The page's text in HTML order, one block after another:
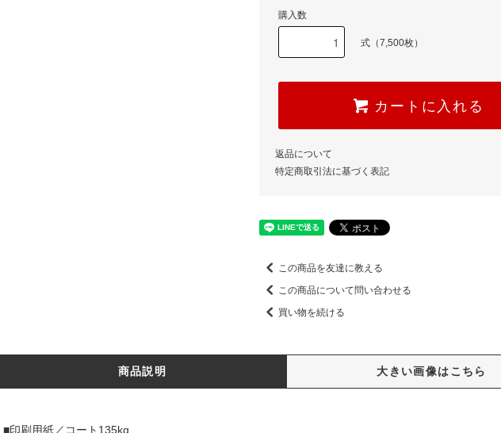
購入数
式（7,500枚）
カートに入れる
返品について
特定商取引法に基づく表記
この商品を友達に教える
この商品について問い合わせる
買い物を続ける
商品説明 大きい画像はこちら
■印刷用紙／コート135kg